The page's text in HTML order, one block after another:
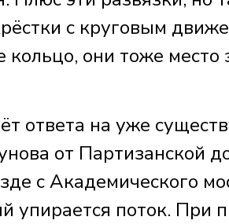
с круговым
кольцо, они тоже
ответа на уже
от Партизанской
с Академического
упирается поток. При